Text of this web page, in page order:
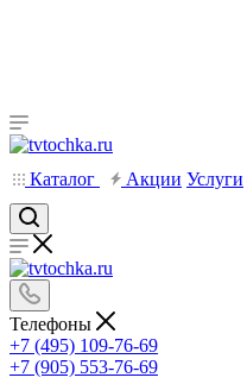
Каталог Акции Услуги
Телефоны
+7 (495) 109-76-69
+7 (905) 553-76-69